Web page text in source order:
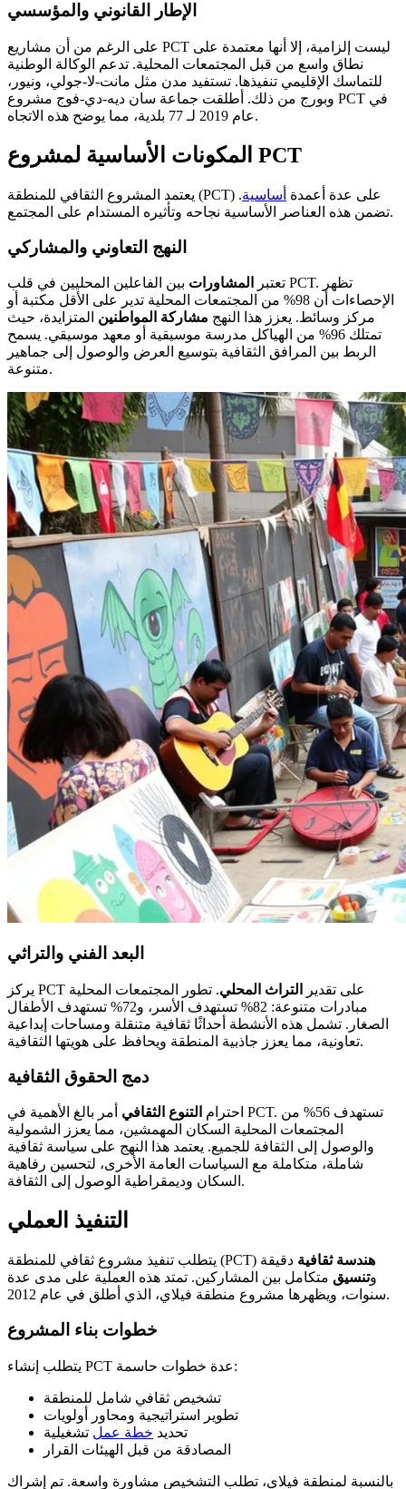
الإطار القانوني والمؤسسي
على الرغم من أن مشاريع PCT ليست إلزامية، إلا أنها معتمدة على
نطاق واسع من قبل المجتمعات المحلية. تدعم الوكالة الوطنية
للتماسك الإقليمي تنفيذها. تستفيد مدن مثل مانت-لا-جولي، ونيور،
وبورج من ذلك. أطلقت جماعة سان ديه-دي-فوج مشروع PCT في
عام 2019 لـ 77 بلدية، مما يوضح هذه الاتجاه.
المكونات الأساسية لمشروع PCT
يعتمد المشروع الثقافي للمنطقة (PCT) على عدة أعمدة أساسية.
تضمن هذه العناصر الأساسية نجاحه وتأثيره المستدام على المجتمع.
النهج التعاوني والمشاركي
تعتبر المشاورات بين الفاعلين المحليين في قلب PCT. تظهر
الإحصاءات أن 98% من المجتمعات المحلية تدير على الأقل مكتبة أو
مركز وسائط. يعزز هذا النهج مشاركة المواطنين المتزايدة، حيث
تمتلك 96% من الهياكل مدرسة موسيقية أو معهد موسيقي. يسمح
الربط بين المرافق الثقافية بتوسيع العرض والوصول إلى جماهير
متنوعة.
البعد الفني والتراثي
يركز PCT على تقدير التراث المحلي. تطور المجتمعات المحلية
مبادرات متنوعة: 82% تستهدف الأسر، و72% تستهدف الأطفال
الصغار. تشمل هذه الأنشطة أحداثًا ثقافية متنقلة ومساحات إبداعية
تعاونية، مما يعزز جاذبية المنطقة ويحافظ على هويتها الثقافية.
دمج الحقوق الثقافية
احترام التنوع الثقافي أمر بالغ الأهمية في PCT. تستهدف 56% من
المجتمعات المحلية السكان المهمشين، مما يعزز الشمولية
والوصول إلى الثقافة للجميع. يعتمد هذا النهج على سياسة ثقافية
شاملة، متكاملة مع السياسات العامة الأخرى، لتحسين رفاهية
السكان وديمقراطية الوصول إلى الثقافة.
التنفيذ العملي
يتطلب تنفيذ مشروع ثقافي للمنطقة (PCT) هندسة ثقافية دقيقة
وتنسيق متكامل بين المشاركين. تمتد هذه العملية على مدى عدة
سنوات، ويظهرها مشروع منطقة فيلاي، الذي أطلق في عام 2012.
خطوات بناء المشروع
يتطلب إنشاء PCT عدة خطوات حاسمة:
تشخيص ثقافي شامل للمنطقة
تطوير استراتيجية ومحاور أولويات
تحديد خطة عمل تشغيلية
المصادقة من قبل الهيئات القرار
بالنسبة لمنطقة فيلاي، تطلب التشخيص مشاورة واسعة. تم إشراك